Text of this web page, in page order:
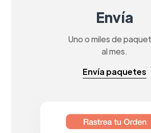
Envía
Uno o miles de
al mes.
Envía paquetes